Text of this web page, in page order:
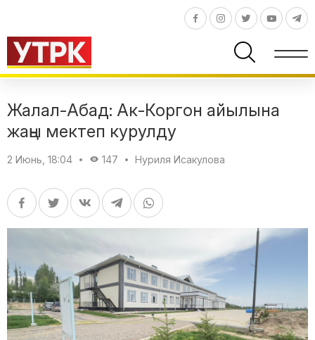
Жалал-Абад: Ак-Коргон айылына
жаңы мектеп курулду
2 Июнь, 18:04 147 Нуриля Исакулова